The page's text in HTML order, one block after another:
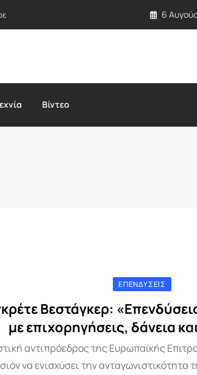
απέτρεψε πιθανή τραγωδία με εκρηκτική
6
Βίντεο
ΕΠΕΝΔΎΣΕΙΣ
Βεστάγκερ:
με επιχορηγήσεις, δάνεια
αντιπρόεδρος της Ευρωπαϊκής
να ενισχύσει την ανταγωνιστικότητα